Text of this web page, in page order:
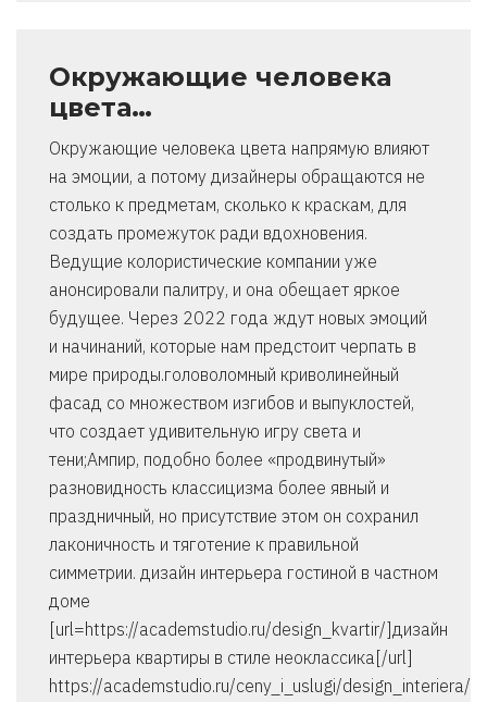
Окружающие человека
цвета…
Окружающие человека цвета напрямую влияют
на эмоции, а потому дизайнеры обращаются не
столько к предметам, сколько к краскам, для
создать промежуток ради вдохновения.
Ведущие колористические компании уже
анонсировали палитру, и она обещает яркое
будущее. Через 2022 года ждут новых эмоций
и начинаний, которые нам предстоит черпать в
мире природы.головоломный криволинейный
фасад со множеством изгибов и выпуклостей,
что создает удивительную игру света и
тени;Ампир, подобно более «продвинутый»
разновидность классицизма более явный и
праздничный, но присутствие этом он сохранил
лаконичность и тяготение к правильной
симметрии. дизайн интерьера гостиной в частном
доме
[url=https://academstudio.ru/design_kvartir/]дизайн
интерьера квартиры в стиле неоклассика[/url]
https://academstudio.ru/ceny_i_uslugi/design_interiera/